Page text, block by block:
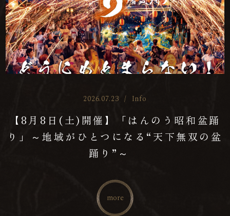
2026.07.23 / Info
【8月8日(土)開催】「はんのう昭和盆踊
り」～地域がひとつになる“天下無双の盆
踊り”～
more